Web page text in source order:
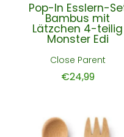
Pop-In Esslern-
Bambus mit
Lätzchen 4-teilig
Monster Edi
Close Parent
€24,99